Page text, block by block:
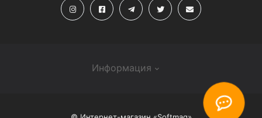
Информация